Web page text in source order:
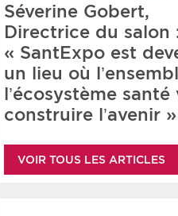
Séverine Gobert,
Directrice du salon
« SantExpo est
un lieu où
l’écosystème santé
construire l’avenir »
VOIR TOUS LES ARTICLES